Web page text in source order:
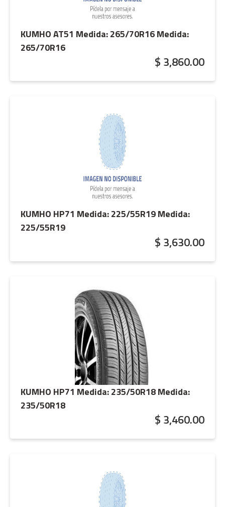
KUMHO AT51 Medida: 265/70R16Medida:
265/70R16
$ 3,860.00
KUMHO HP71 Medida: 225/55R19Medida:
225/55R19
$ 3,630.00
KUMHO HP71 Medida: 235/50R18Medida:
235/50R18
$ 3,460.00